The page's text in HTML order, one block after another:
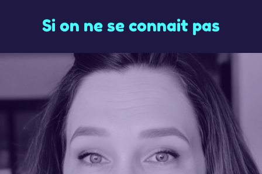
Si on ne se connait pas